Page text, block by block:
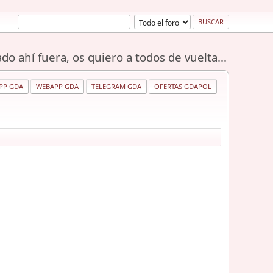
ahí fuera, os quiero a todos de vuelta...
GDA WEBAPP GDA TELEGRAM GDA OFERTAS GDAPOL